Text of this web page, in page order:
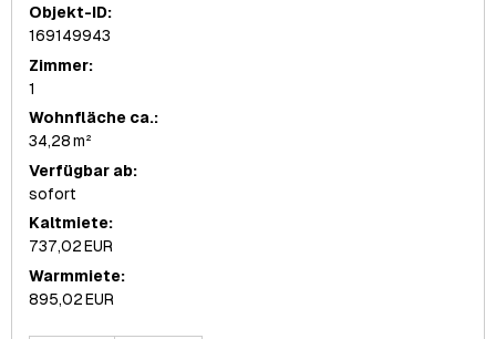
Objekt-ID:
169149943
Zimmer:
1
Wohnfläche ca.:
34,28 m²
Verfügbar ab:
sofort
Kaltmiete:
737,02 EUR
Warmmiete:
895,02 EUR